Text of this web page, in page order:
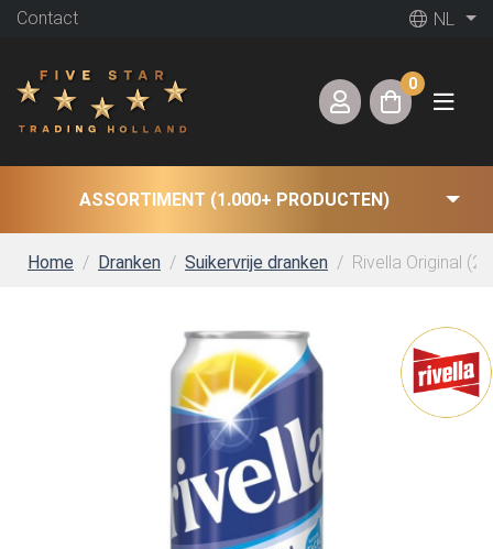
Contact NL
0
ASSORTIMENT (1.000+ PRODUCTEN)
Home Dranken Suikervrije dranken Rivella Original